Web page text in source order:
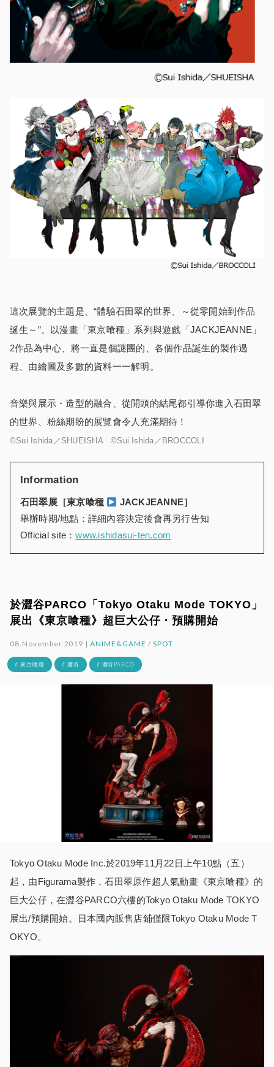
這次展覽的主題是、“體驗石田翠的世界、～從零開始到作品
誕生～”。以漫畫「東京喰種」系列與遊戲「JACKJEANNE」
2作品為中心、將一直是個謎團的、各個作品誕生的製作過
程、由繪圖及多數的資料一一解明。
音樂與展示・造型的融合、從開頭的結尾都引導你進入石田翠
的世界、粉絲期盼的展覽會令人充滿期待！
©Sui Ishida／SHUEISHA ©Sui Ishida／BROCCOLI
Information
石田翠展［東京喰種 JACKJEANNE］
舉辦時期/地點：詳細內容決定後會再另行告知
Official site：www.ishidasui-ten.com
於澀谷PARCO「Tokyo Otaku Mode TOKYO」
展出《東京喰種》超巨大公仔・預購開始
08.November.2019 |ANIME&GAME / SPOT
# 東京喰種 # 澀谷 # 澀谷PARCO
Tokyo Otaku Mode Inc.於2019年11月22日上午10點（五）
起，由Figurama製作，石田翠原作超人氣動畫《東京喰種》的
巨大公仔，在澀谷PARCO六樓的Tokyo Otaku Mode TOKYO
展出/預購開始。日本國內販售店鋪僅限Tokyo Otaku Mode T
OKYO。